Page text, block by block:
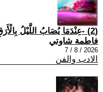
(2) -عِنْدَمَا يُصَابُ اللَّيْلُ بِالْأَرَقِ-
فاطمة شاوتي
2026 / 8 / 7
الادب والفن